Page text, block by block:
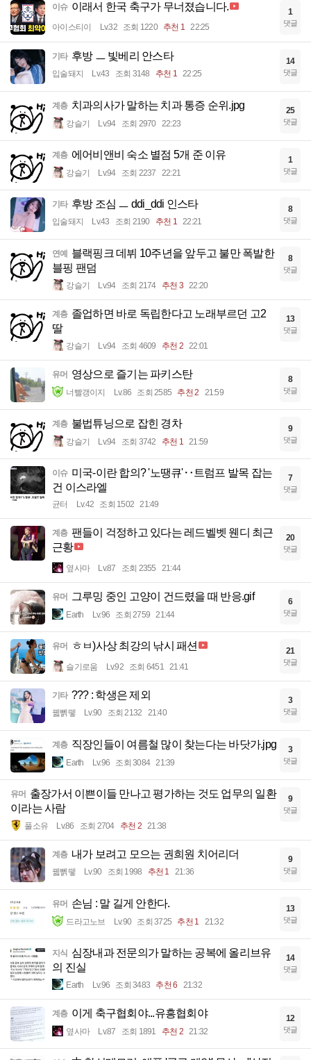
이슈 이래서 한국 축구가 무너졌습니다.
아이스티이 Lv.32 조회 1220 추천 1 22:25
1
댓글
기타 후방 ㅡ 빛베리 안스타
입술돼지 Lv.43 조회 3148 추천 1 22:25
14
댓글
계층 치과의사가 말하는 치과 통증 순위.jpg
강슬기 Lv.94 조회 2970 22:23
25
댓글
계층 에어비앤비 숙소 별점 5개 준 이유
강슬기 Lv.94 조회 2237 22:21
1
댓글
기타 후방 조심 ㅡ ddi_ddi 인스타
입술돼지 Lv.43 조회 2190 추천 1 22:21
8
댓글
연예
블랙핑크 데뷔 10주년을 앞두고 불만 폭발한
블핑 팬덤
강슬기 Lv.94 조회 2174 추천 3 22:20
8
댓글
계층 졸업하면 바로 독립한다고 노래부르던 고2
딸
강슬기 Lv.94 조회 4609 추천 2 22:01
13
댓글
유머 영상으로 즐기는 파키스탄
너빨갱이지 Lv.86 조회 2585 추천 2 21:59
8
댓글
계층 불법튜닝으로 잡힌 경차
강슬기 Lv.94 조회 3742 추천 1 21:59
9
댓글
이슈 미국-이란 합의? '노땡큐'‥트럼프 발목 잡는
건 이스라엘
균터 Lv.42 조회 1502 21:49
7
댓글
계층 팬들이 걱정하고 있다는 레드벨벳 웬디 최근
근황
옆사마 Lv.87 조회 2355 21:44
20
댓글
유머 그루밍 중인 고양이 건드렸을 때 반응.gif
Earth Lv.96 조회 2759 21:44
6
댓글
유머 ㅎㅂ)사상 최강의 낚시 패션
슬기로움 Lv.92 조회 6451 21:41
21
댓글
기타 ??? : 학생은 제외
꿻뻵뗗 Lv.90 조회 2132 21:40
3
댓글
계층 직장인들이 여름철 많이 찾는다는 바닷가.jpg
Earth Lv.96 조회 3084 21:39
3
댓글
유머 출장가서 이쁜이들 만나고 평가하는 것도 업무의 일환
이라는 사람
풀소유 Lv.86 조회 2704 추천 2 21:38
9
댓글
계층 내가 보려고 모으는 권희원 치어리더
꿻뻵뗗 Lv.90 조회 1998 추천 1 21:36
9
댓글
유머 손님 : 말 길게 안한다.
드라고노브 Lv.90 조회 3725 추천 1 21:32
13
댓글
지식
심장내과 전문의가 말하는 공복에 올리브유
의 진실
Earth Lv.96 조회 3483 추천 6 21:32
14
댓글
계층 이게 축구협회야...유흥협회야
옆사마 Lv.87 조회 1891 추천 2 21:32
12
댓글